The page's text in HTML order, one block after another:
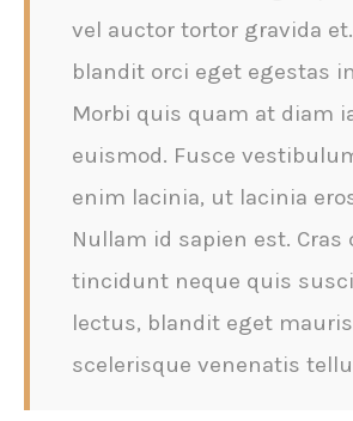
vel auctor tortor gravida
blandit orci eget egestas
Morbi quis quam at diam
euismod. Fusce
enim lacinia, ut lacinia
Nullam id sapien est.
tincidunt neque quis
lectus, blandit eget
scelerisque venenatis